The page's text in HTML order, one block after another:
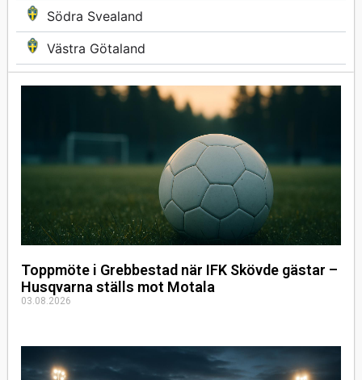
Södra Svealand
Västra Götaland
Toppmöte i Grebbestad när IFK Skövde gästar –
Husqvarna ställs mot Motala
03.08.2026